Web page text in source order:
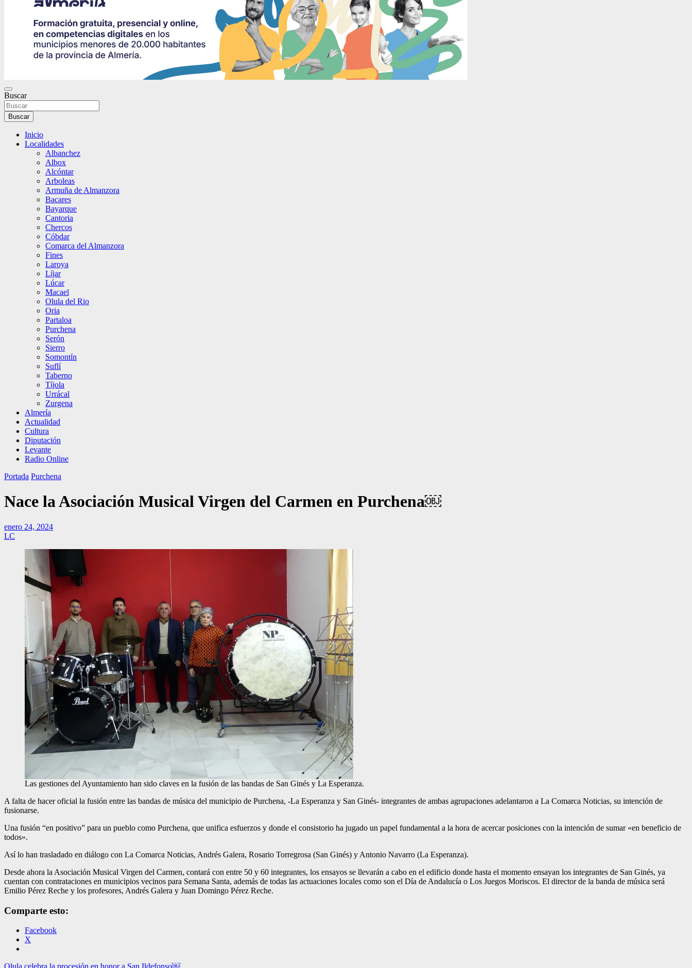
Buscar
Buscar
Inicio
Localidades
Albanchez
Albox
Alcóntar
Arboleas
Armuña de Almanzora
Bacares
Bayarque
Cantoria
Chercos
Cóbdar
Comarca del Almanzora
Fines
Laroya
Líjar
Lúcar
Macael
Olula del Rio
Oria
Partaloa
Purchena
Serón
Sierro
Somontín
Suflí
Taberno
Tíjola
Urrácal
Zurgena
Almería
Actualidad
Cultura
Diputación
Levante
Radio Online
Portada Purchena
Nace la Asociación Musical Virgen del Carmen en Purchena￼
enero 24, 2024
LC
Las gestiones del Ayuntamiento han sido claves en la fusión de las bandas de San Ginés y La Esperanza.
A falta de hacer oficial la fusión entre las bandas de música del municipio de Purchena, -La Esperanza y San Ginés- integrantes de ambas agrupaciones adelantaron a La Comarca Noticias, su intención de
fusionarse.
Una fusión “en positivo” para un pueblo como Purchena, que unifica esfuerzos y donde el consistorio ha jugado un papel fundamental a la hora de acercar posiciones con la intención de sumar «en beneficio de
todos».
Así lo han trasladado en diálogo con La Comarca Noticias, Andrés Galera, Rosario Torregrosa (San Ginés) y Antonio Navarro (La Esperanza).
Desde ahora la Asociación Musical Virgen del Carmen, contará con entre 50 y 60 integrantes, los ensayos se llevarán a cabo en el edificio donde hasta el momento ensayan los integrantes de San Ginés, ya
cuentan con contrataciones en municipios vecinos para Semana Santa, además de todas las actuaciones locales como son el Día de Andalucía o Los Juegos Moriscos. El director de la banda de música será
Emilio Pérez Reche y los profesores, Andrés Galera y Juan Domingo Pérez Reche.
Comparte esto:
Facebook
X